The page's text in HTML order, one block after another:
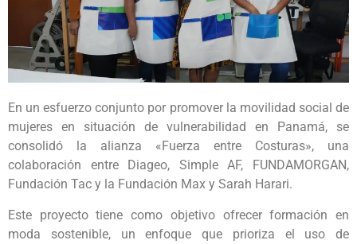
En un esfuerzo conjunto por promover la movilidad social de
mujeres en situación de vulnerabilidad en Panamá, se
consolidó la alianza «Fuerza entre Costuras», una
colaboración entre Diageo, Simple AF, FUNDAMORGAN,
Fundación Tac y la Fundación Max y Sarah Harari.
Este proyecto tiene como objetivo ofrecer formación en
moda sostenible, un enfoque que prioriza el uso de